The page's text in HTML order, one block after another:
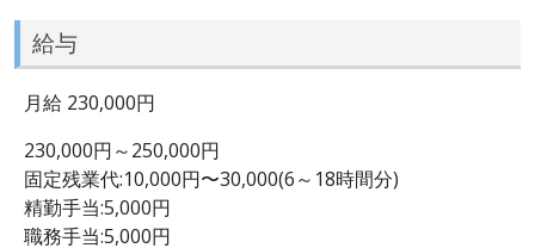
給与
月給 230,000円
230,000円～250,000円
固定残業代:10,000円〜30,000(6～18時間分)
精勤手当:5,000円
職務手当:5,000円